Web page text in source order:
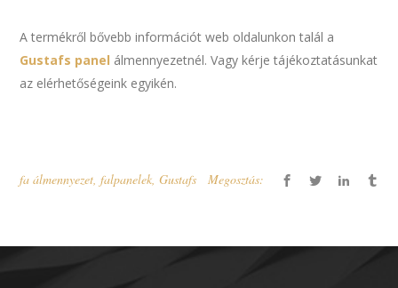
A termékről bővebb információt web oldalunkon talál a
Gustafs panel álmennyezetnél. Vagy kérje tájékoztatásunkat
az elérhetőségeink egyikén.
fa álmennyezet ,falpanelek ,Gustafs Megosztás: